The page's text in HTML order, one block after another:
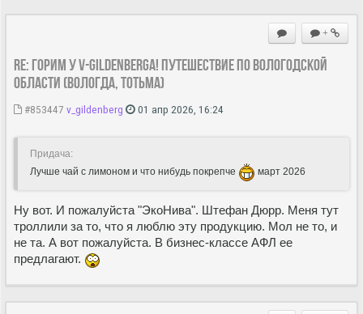
+
Re: Горим у V-Gildenberga! Путешествие по Вологодской
области (Вологда, Тотьма)
#853447 v_gildenberg 01 апр 2026, 16:24
Придача:
Лучше чай с лимоном и что нибудь покрепче
март 2026
Ну вот. И пожалуйста "ЭкоНива". Штефан Дюрр. Меня тут
троллили за то, что я люблю эту продукцию. Мол не то, и
не та. А вот пожалуйста. В бизнес-классе АФЛ ее
предлагают.